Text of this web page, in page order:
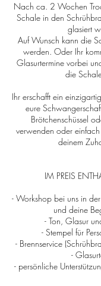
Nach ca. 2 Wochen
Schale in den
glasiert
Auf Wunsch kann die
werden. Oder Ihr
Glasurtermine vorbei
die
Ihr erschafft ein
eure
Brötchenschüssel
verwenden oder
deinem
IM PREIS
- Workshop bei uns in
und deine
- Ton, Glasur
- Stempel für
- Brennservice
-
- persönliche